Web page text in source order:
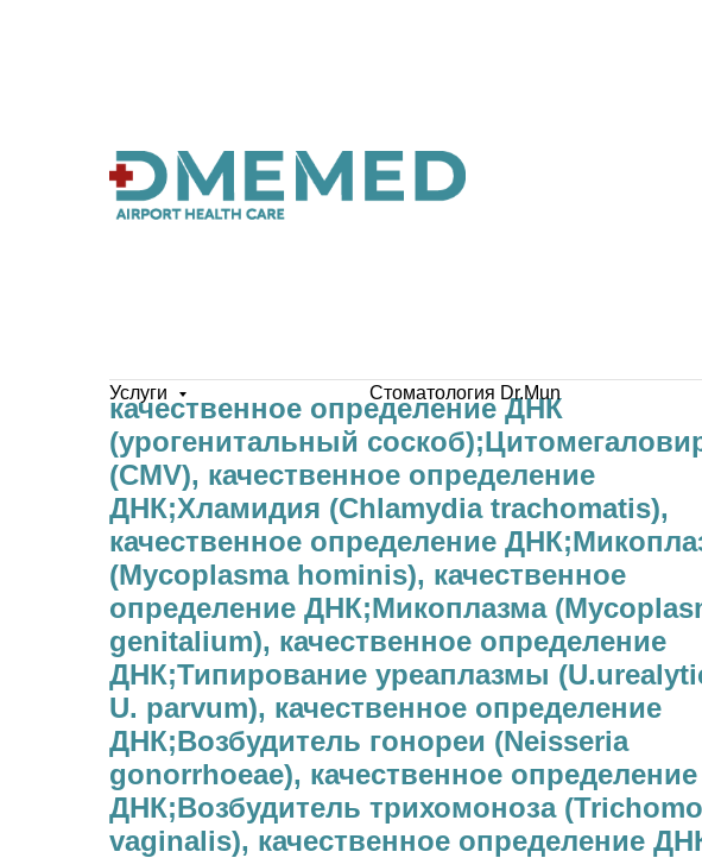
Услуги Стоматология Dr.Mun
Вирус простого герпеса 1 и 2 типа (HSV
качественное определение ДНК
(урогенитальный
(CMV), качественное определение
ДНК;Хламидия (Chlamydia trachomatis),
качественное определение
(Mycoplasma hominis), качественное
определение ДНК;Микоплазма
genitalium), качественное определение
ДНК;Типирование уреаплазмы
U. parvum), качественное определение
ДНК;Возбудитель гонореи (Neisseria
gonorrhoeae), качественное определение
ДНК;Возбудитель трихомоноза
vaginalis), качественное определение